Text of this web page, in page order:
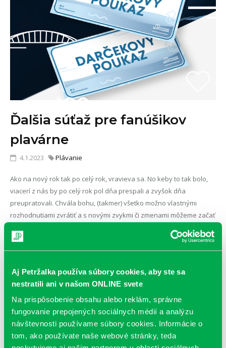
Aj Petržalka používa súbory cookies, aby ste sa
nestratili ani v našom ONLINE svete
Na prispôsobenie obsahu alebo reklám, správne
fungovanie prepojených sociálnych médií a analýzu
návštevnosti používame súbory cookies. Informácie o
tom, ako používate naše webové stránky, teda
Ďalšia súťaž pre fanúšikov
plavárne
4.1.2023 Plávanie
Ako na nový rok tak po celý rok, vravieva sa. No keby to tak bolo,
viacerí z nás by po celý rok pol dňa prespali a zvyšok dňa
preupratovali. Chvála bohu, (takmer) všetko možno vlastnými
rozhodnutiami zvrátiť a s novými zvykmi či zmenami môžeme začať